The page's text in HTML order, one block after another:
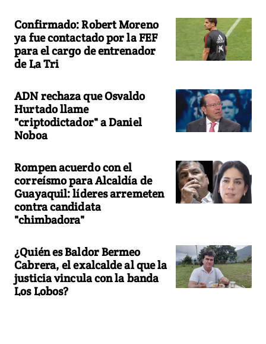
Confirmado: Robert Moreno
ya fue contactado por la FEF
para el cargo de entrenador
de La Tri
ADN rechaza que Osvaldo
Hurtado llame
"criptodictador" a Daniel
Noboa
Rompen acuerdo con el
correísmo para Alcaldía de
Guayaquil: líderes arremeten
contra candidata
"chimbadora"
¿Quién es Baldor Bermeo
Cabrera, el exalcalde al que la
justicia vincula con la banda
Los Lobos?